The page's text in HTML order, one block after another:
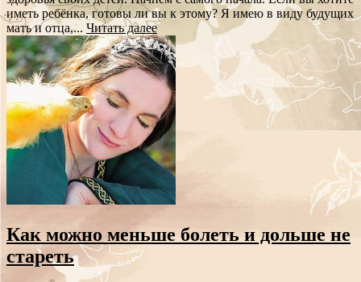
иметь ребёнка, готовы ли вы к этому? Я имею в виду будущих
мать и отца,... Читать далее
Как можно меньше болеть и дольше не
стареть